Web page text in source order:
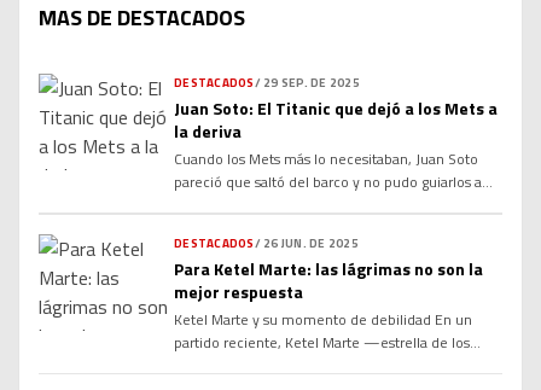
MAS DE DESTACADOS
DESTACADOS/ 29 SEP. DE 2025
Juan Soto: El Titanic que dejó a los Mets a
la deriva
Cuando los Mets más lo necesitaban, Juan Soto
pareció que saltó del barco y no pudo guiarlos a
Cubs de Chicago y los Marlins, Soto exhibió un
desempeño preocupante que no solo impactó en
su equipo, sino que también […]
DESTACADOS/ 26 JUN. DE 2025
Para Ketel Marte: las lágrimas no son la
mejor respuesta
Ketel Marte y su momento de debilidad En un
partido reciente, Ketel Marte —estrella de los